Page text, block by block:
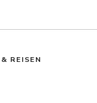
REISEN